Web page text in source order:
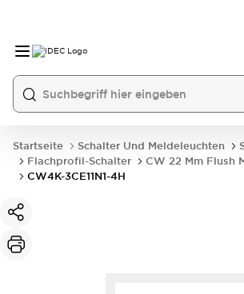
Startseite Schalter Und Meldeleuchten
Flachprofil-Schalter
CW 22 Mm Flush
CW4K-3CE11N1-4H